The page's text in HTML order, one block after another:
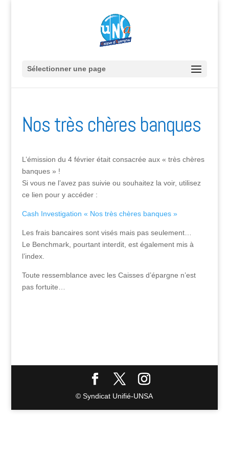
Sélectionner une page
Nos très chères banques
L’émission du 4 février était consacrée aux « très chères
banques » !
Si vous ne l’avez pas suivie ou souhaitez la voir, utilisez
ce lien pour y accéder :
Cash Investigation « Nos très chères banques »
Les frais bancaires sont visés mais pas seulement…
Le Benchmark, pourtant interdit, est également mis à
l’index.
Toute ressemblance avec les Caisses d’épargne n’est
pas fortuite…
© Syndicat Unifié-UNSA